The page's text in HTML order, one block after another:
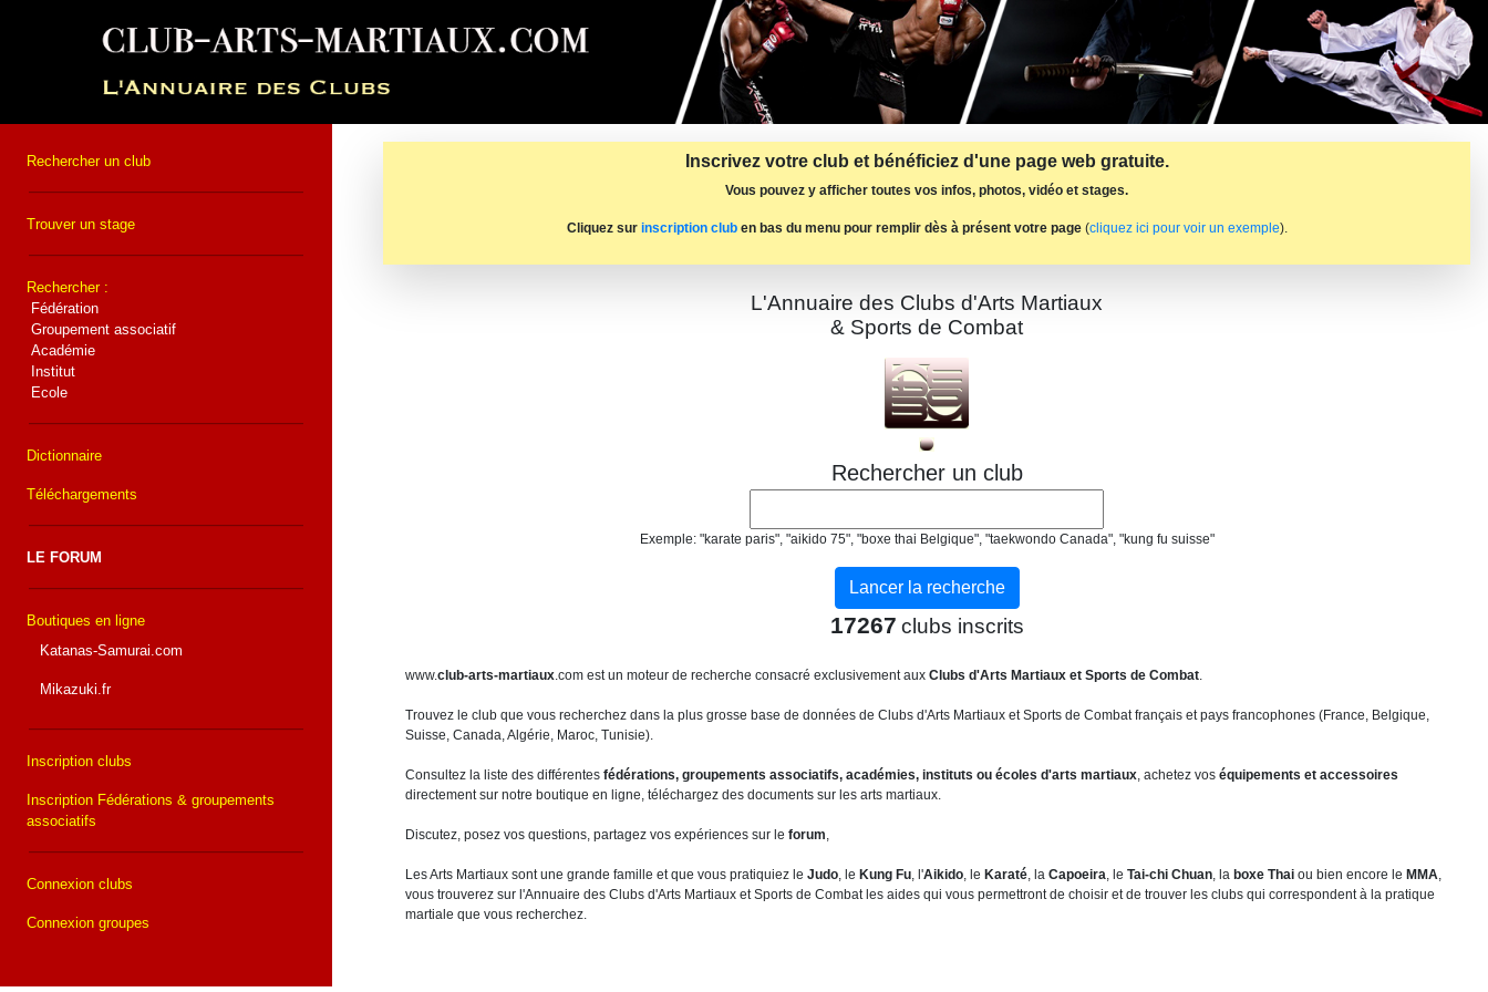
Rechercher un club
Trouver un stage
Rechercher :
Fédération
Groupement associatif
Académie
Institut
Ecole
Dictionnaire
Téléchargements
LE FORUM
Boutiques en ligne
Katanas-Samurai.com
Mikazuki.fr
Inscription clubs
Inscription Fédérations & groupements
associatifs
Connexion clubs
Connexion groupes
Inscrivez votre club et bénéficiez d'une page web gratuite.
Vous pouvez y afficher toutes vos infos, photos, vidéo et stages.
Cliquez sur inscription cluben bas du menu pour remplir dès à présent votre page(cliquez ici pour voir un exemple).
L'Annuaire des Clubs d'Arts Martiaux
& Sports de Combat
Rechercher un club
Exemple: "karate paris", "aikido 75", "boxe thai Belgique", "taekwondo Canada", "kung fu suisse"
17267 clubs inscrits
www.club-arts-martiaux.com est un moteur de recherche consacré exclusivement aux Clubs d'Arts Martiaux et Sports de Combat.
Trouvez le club que vous recherchez dans la plus grosse base de données de Clubs d'Arts Martiaux et Sports de Combat français et pays francophones (France, Belgique,
Suisse, Canada, Algérie, Maroc, Tunisie).
Consultez la liste des différentes fédérations, groupements associatifs, académies, instituts ou écoles d'arts martiaux, achetez vos équipements et accessoires
directement sur notre boutique en ligne, téléchargez des documents sur les arts martiaux.
Discutez, posez vos questions, partagez vos expériences sur le forum,
Les Arts Martiaux sont une grande famille et que vous pratiquiez le Judo, le Kung Fu, l'Aikido, le Karaté, la Capoeira, le Tai-chi Chuan, la boxe Thai ou bien encore le MMA,
vous trouverez sur l'Annuaire des Clubs d'Arts Martiaux et Sports de Combat les aides qui vous permettront de choisir et de trouver les clubs qui correspondent à la pratique
martiale que vous recherchez.